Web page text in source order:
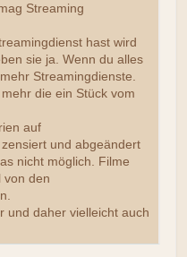
Streaming
hast wird
sie ja. Wenn du alles
Streamingdienste.
die ein Stück vom
auf
und abgeändert
nicht möglich. Filme
von den
und daher vielleicht auch